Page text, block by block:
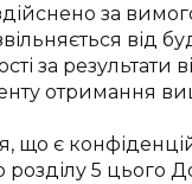
за
від
за результати
отримання
що є
розділу 5 цього